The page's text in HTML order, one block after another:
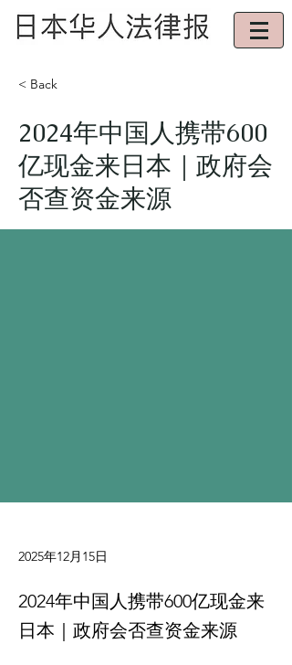
< Back
2024年中国人携带600
亿现金来日本｜政府会
否查资金来源
2025年12月15日
2024年中国人携带600亿现金来
日本｜政府会否查资金来源